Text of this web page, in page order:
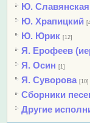
Ю. Славянская
Ю. Храпицкий
Ю. Юрик [12]
Я. Ерофеев
Я. Осин [1]
Я. Суворова [10]
Сборники
Другие